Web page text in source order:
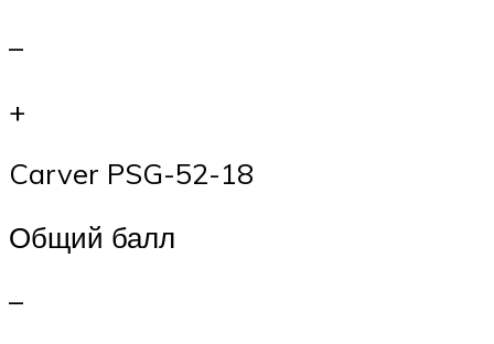
–
+
Carver PSG-52-18
Общий балл
–